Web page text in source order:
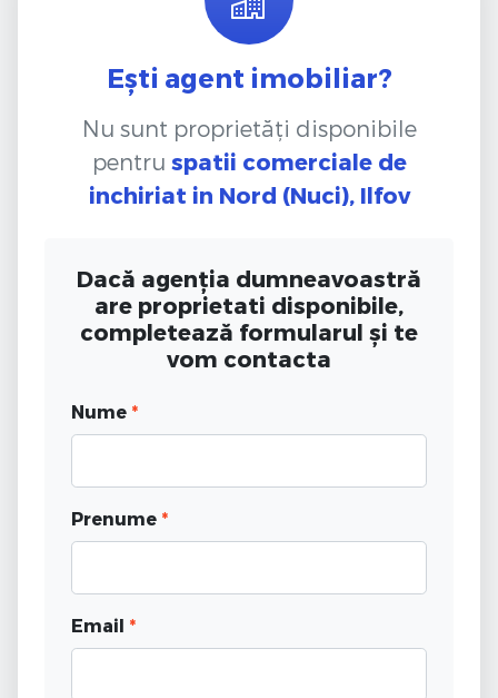
Ești agent imobiliar?
Nu sunt proprietăți disponibile
pentru spatii comerciale de
inchiriat in Nord (Nuci), Ilfov
Dacă agenția dumneavoastră
are proprietati disponibile,
completează formularul și te
vom contacta
Nume *
Prenume *
Email *